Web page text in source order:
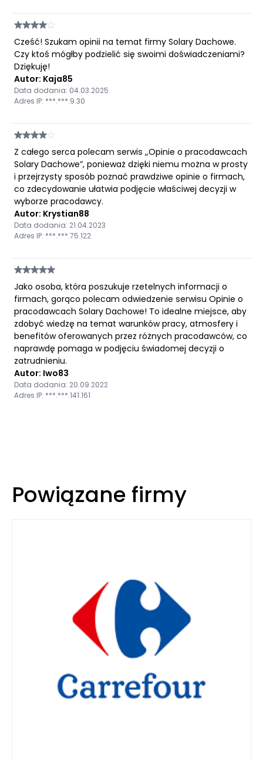
Cześć! Szukam opinii na temat firmy Solary Dachowe.
Czy ktoś mógłby podzielić się swoimi doświadczeniami?
Dziękuję!
Autor: Kaja85
Data dodania: 04.03.2025
Adres IP: ***.***.9.30
Z całego serca polecam serwis „Opinie o pracodawcach
Solary Dachowe”, ponieważ dzięki niemu można w prosty
i przejrzysty sposób poznać prawdziwe opinie o firmach,
co zdecydowanie ułatwia podjęcie właściwej decyzji w
wyborze pracodawcy.
Autor: Krystian88
Data dodania: 21.04.2023
Adres IP: ***.***.75.122
Jako osoba, która poszukuje rzetelnych informacji o
firmach, gorąco polecam odwiedzenie serwisu Opinie o
pracodawcach Solary Dachowe! To idealne miejsce, aby
zdobyć wiedzę na temat warunków pracy, atmosfery i
benefitów oferowanych przez różnych pracodawców, co
naprawdę pomaga w podjęciu świadomej decyzji o
zatrudnieniu.
Autor: Iwo83
Data dodania: 20.09.2022
Adres IP: ***.***.141.161
Powiązane firmy